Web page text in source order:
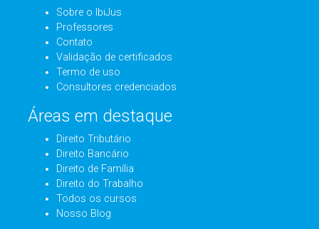
Sobre o IbiJus
Professores
Contato
Validação de certificados
Termo de uso
Consultores credenciados
Áreas em destaque
Direito Tributário
Direito Bancário
Direito de Família
Direito do Trabalho
Todos os cursos
Nosso Blog